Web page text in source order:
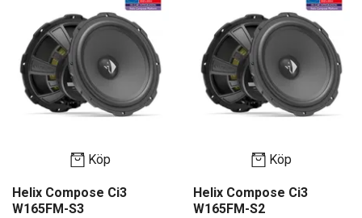
Köp
Helix Compose Ci3
W165FM-S3
Köp
Helix Compose Ci3
W165FM-S2